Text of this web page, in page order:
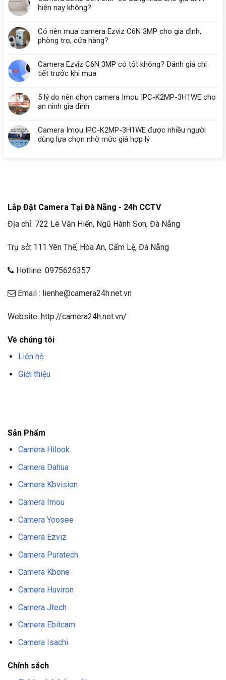
hiện nay không?
Có nên mua camera Ezviz C6N 3MP cho gia đình,
phòng trọ, cửa hàng?
Camera Ezviz C6N 3MP có tốt không? Đánh giá chi
tiết trước khi mua
5 lý do nên chọn camera Imou IPC-K2MP-3H1WE cho
an ninh gia đình
Camera Imou IPC-K2MP-3H1WE được nhiều người
dùng lựa chọn nhờ mức giá hợp lý
Lắp Đặt Camera Tại Đà Nẵng - 24h CCTV
Địa chỉ: 722 Lê Văn Hiến, Ngũ Hành Sơn, Đà Nẵng
Trụ sở: 111 Yên Thế, Hòa An, Cẩm Lệ, Đà Nẵng
Hotline: 0975626357
Email : lienhe@camera24h.net.vn
Website: http://camera24h.net.vn/
Về chúng tôi
Liên hệ
Giới thiệu
Sản Phẩm
Camera Hilook
Camera Dahua
Camera Kbvision
Camera Imou
Camera Yoosee
Camera Ezviz
Camera Puratech
Camera Kbone
Camera Huviron
Camera Jtech
Camera Ebitcam
Camera Isachi
Chính sách